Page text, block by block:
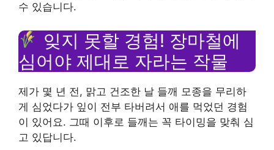
수 있습니다.
잊지 못할 경험! 장마철에
심어야 제대로 자라는 작물
제가 몇 년 전, 맑고 건조한 날 들깨 모종을 무리하
게 심었다가 잎이 전부 타버려서 애를 먹었던 경험
이 있어요. 그때 이후로 들깨는 꼭 타이밍을 맞춰 심
고 있답니다.